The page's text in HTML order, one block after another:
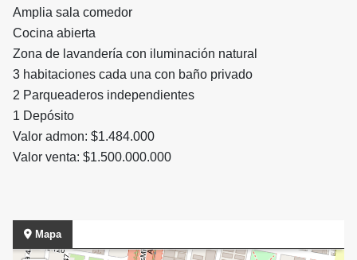
Amplia sala comedor
Cocina abierta
Zona de lavandería con iluminación natural
3 habitaciones cada una con baño privado
2 Parqueaderos independientes
1 Depósito
Valor admon: $1.484.000
Valor venta: $1.500.000.000
Mapa